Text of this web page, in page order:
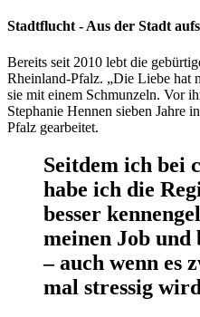
Stadtflucht - Aus der Stadt
Bereits seit 2010 lebt die
Rheinland-Pfalz. „Die Liebe hat
sie mit einem Schmunzeln. Vor
Stephanie Hennen sieben Jahre
Pfalz gearbeitet.
Seitdem ich bei
habe ich die
besser
meinen Job und
– auch wenn es
mal stressig